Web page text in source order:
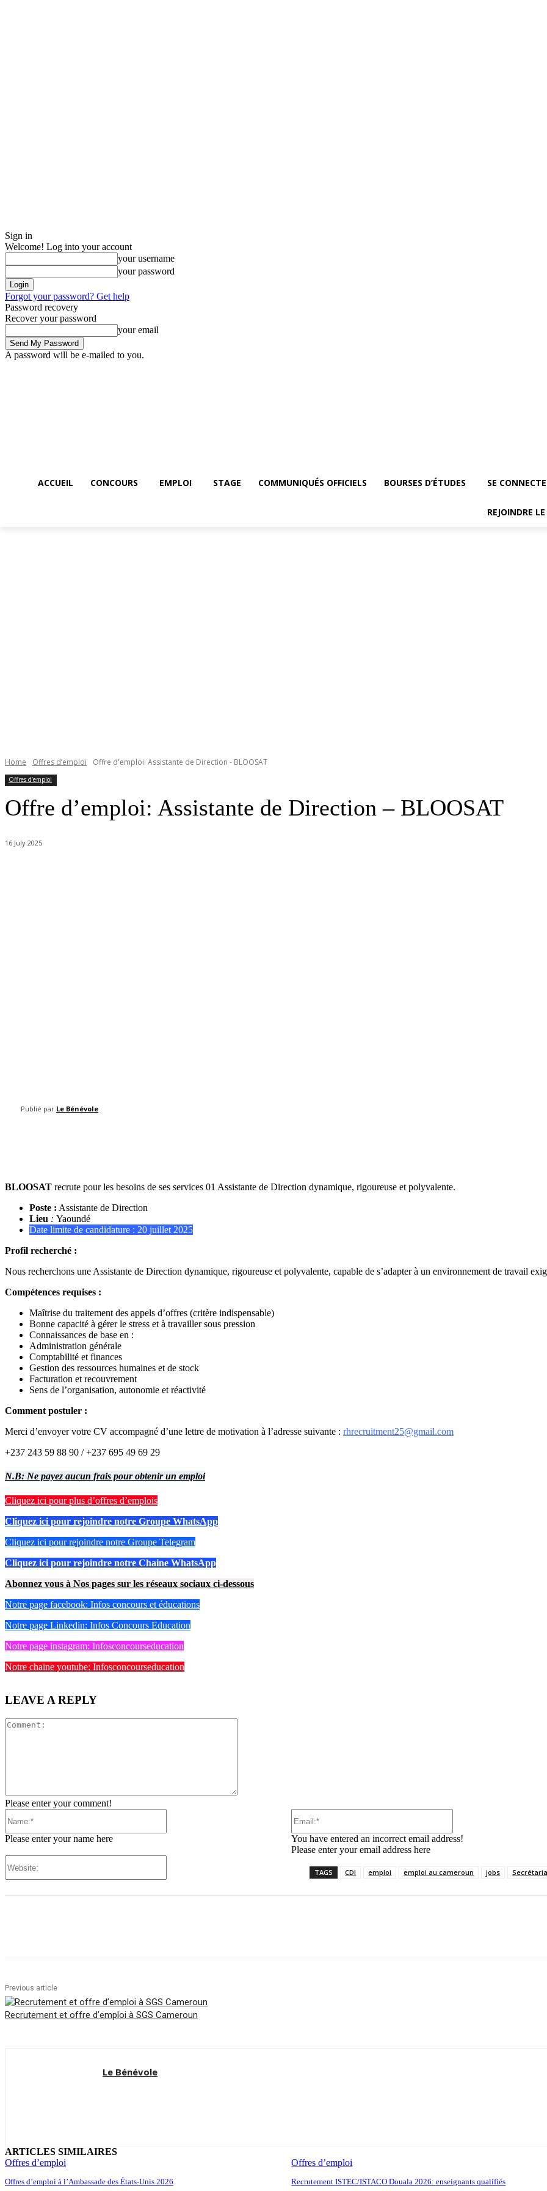
Sign in
Welcome! Log into your account
your username
your password
Forgot your password? Get help
Password recovery
Recover your password
your email
A password will be e-mailed to you.
ACCUEIL CONCOURS EMPLOI STAGE COMMUNIQUÉS OFFICIELS BOURSES D’ÉTUDES SE
REJOINDRE
Home Offres d’emploi Offre d'emploi: Assistante de Direction - BLOOSAT
Offres d’emploi
Offre d’emploi: Assistante de Direction – BLOOSAT
16 July 2025
Publié par Le Bénévole
BLOOSAT recrute pour les besoins de ses services 01 Assistante de Direction dynamique, rigoureuse et polyvalente.
Poste : Assistante de Direction
Lieu : Yaoundé
Date limite de candidature : 20 juillet 2025
Profil recherché :
Nous recherchons une Assistante de Direction dynamique, rigoureuse et polyvalente, capable de s’adapter à un environnement de travail
Compétences requises :
Maîtrise du traitement des appels d’offres (critère indispensable)
Bonne capacité à gérer le stress et à travailler sous pression
Connaissances de base en :
Administration générale
Comptabilité et finances
Gestion des ressources humaines et de stock
Facturation et recouvrement
Sens de l’organisation, autonomie et réactivité
Comment postuler :
Merci d’envoyer votre CV accompagné d’une lettre de motivation à l’adresse suivante : rhrecruitment25@gmail.com
+237 243 59 88 90 / +237 695 49 69 29
N.B: Ne payez aucun frais pour obtenir un emploi
Cliquez ici pour plus d’offres d’emplois
Cliquez ici pour rejoindre notre Groupe WhatsApp
Cliquez ici pour rejoindre notre Groupe Telegram
Cliquez ici pour rejoindre notre Chaine WhatsApp
Abonnez vous à Nos pages sur les réseaux sociaux ci-dessous
Notre page facebook: Infos concours et éducations
Notre page Linkedin: Infos Concours Education
Notre page instagram: Infosconcourseducation
Notre chaine youtube: Infosconcourseducation
LEAVE A REPLY
Please enter your comment!
Please enter your name here
You have entered an incorrect email address!
Please enter your email address here
TAGS CDI emploi emploi au cameroun jobs
Previous article
Recrutement et offre d’emploi à SGS Cameroun
Le Bénévole
ARTICLES SIMILAIRES
Offres d’emploi
Offres d’emploi à l’Ambassade des États-Unis 2026
Offres d’emploi
Recrutement ISTEC/ISTACO Douala 2026: enseignants qualifiés